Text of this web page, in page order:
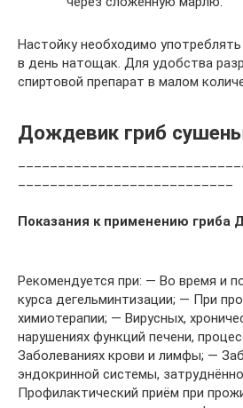
Настойку необходимо
в день натощак. Для удобства
спиртовой препарат в малом
Дождевик гриб
Показания к применению гриба
Рекомендуется при: — Во время и
курса дегельминтизации; — При
химиотерапии; — Вирусных,
нарушениях функций печени,
Заболеваниях крови и лимфы; —
эндокринной системы,
Профилактический приём при